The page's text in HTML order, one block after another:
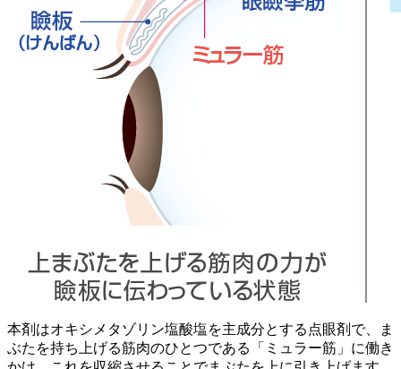
本剤はオキシメタゾリン塩酸塩を主成分とする点眼剤で、ま
ぶたを持ち上げる筋肉のひとつである「ミュラー筋」に働き